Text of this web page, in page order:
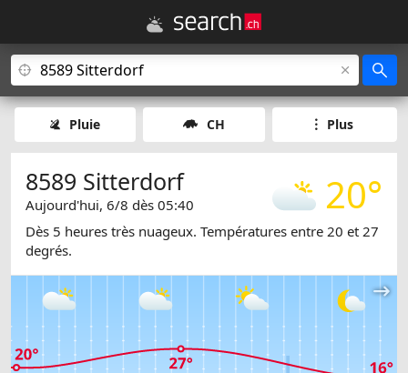
Pluie CH Plus
20°
8589 Sitterdorf
Aujourd'hui, 6/8 dès 05:40
Dès 5 heures très nuageux. Températures entre 20 et 27
degrés.